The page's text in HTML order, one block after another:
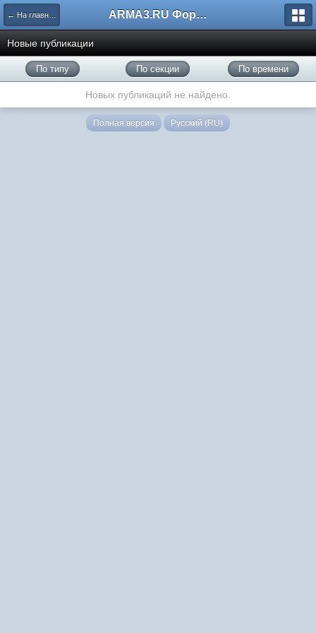
← На главную ARMA3.RU Форум
Новые публикации
По типу По секции По времени
Новых публикаций не найдено.
Полная версия Русский (RU)